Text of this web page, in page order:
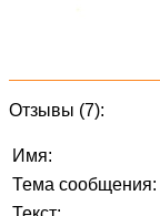
Отзывы (7):
Имя:
Тема сообщения: